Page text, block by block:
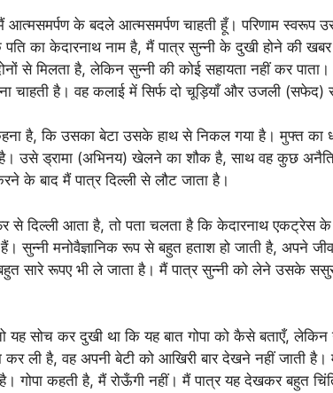
आत्मसमर्पण के बदले आत्मसमर्पण चाहती हूँ। परिणाम
पति का केदारनाथ नाम है, मैं पात्र सुन्नी के दुखी होने की
से मिलता है, लेकिन सुन्नी की कोई सहायता नहीं कर
चाहती है। वह कलाई में सिर्फ दो चूड़ियाँ और उजली (सफेद)
है, कि उसका बेटा उसके हाथ से निकल गया है। मुफ्त का
उसे ड्रामा (अभिनय) खेलने का शौक है, साथ वह कुछ
के बाद मैं पात्र दिल्ली से लौट जाता है।
से दिल्ली आता है, तो पता चलता है कि केदारनाथ एकट्रेस
हैं। सुन्नी मनोवैज्ञानिक रूप से बहुत हताश हो जाती है, अपने
सारे रूपए भी ले जाता है। मैं पात्र सुन्नी को लेने उसके
यह सोच कर दुखी था कि यह बात गोपा को कैसे बताएँ,
कर ली है, वह अपनी बेटी को आखिरी बार देखने नहीं जाती है।
गोपा कहती है, मैं रोऊँगी नहीं। मैं पात्र यह देखकर बहुत